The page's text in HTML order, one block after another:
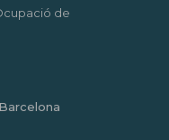
de